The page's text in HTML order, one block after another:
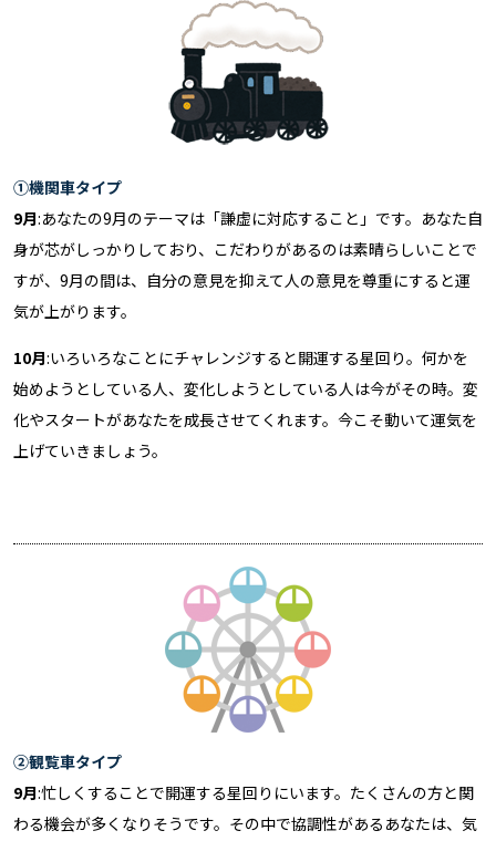
①機関車タイプ
9月:あなたの9月のテーマは「謙虚に対応すること」です。あなた自
身が芯がしっかりしており、こだわりがあるのは素晴らしいことで
すが、9月の間は、自分の意見を抑えて人の意見を尊重にすると運
気が上がります。
10月:いろいろなことにチャレンジすると開運する星回り。何かを
始めようとしている人、変化しようとしている人は今がその時。変
化やスタートがあなたを成長させてくれます。今こそ動いて運気を
上げていきましょう。
②観覧車タイプ
9月:忙しくすることで開運する星回りにいます。たくさんの方と関
わる機会が多くなりそうです。その中で協調性があるあなたは、気